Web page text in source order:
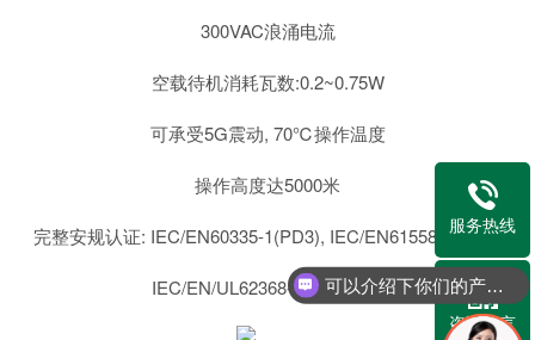
300VAC浪涌电流
空载待机消耗瓦数:0.2~0.75W
可承受5G震动, 70℃操作温度
操作高度达5000米
完整安规认证: IEC/EN60335-1(PD3), IEC/EN61558-1,-2-16;
IEC/EN/UL62368-1及GB4943
服务热线
咨询留言
可以介绍下你们的产品么？